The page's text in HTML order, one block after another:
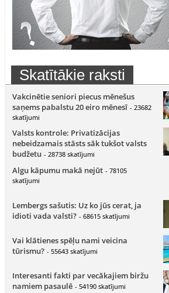
Skatītākie raksti
Vakcinētie seniori piecus mēnešus
saņems pabalstu 20 eiro mēnesī - 23682
skatījumi
Valsts kontrole: Privatizācijas
nebeidzamais stāsts sāk tukšot valsts
budžetu - 28738 skatījumi
Algu kāpumu makā nejūt - 78105
skatījumi
Lembergs sašutis: Uz ko jūs cerat, ja
idioti vada valsti? - 68615 skatījumi
Vai klātienes spēļu nami veicina
tūrismu? - 55643 skatījumi
Interesanti fakti par vecākajiem biržu
namiem pasaulē - 54190 skatījumi